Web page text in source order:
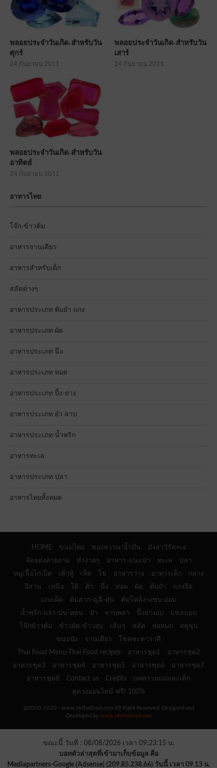
พลอยประจำวันเกิด-สำหรับวัน
ศุกร์
24 กันยายน 2011
พลอยประจำวันเกิด-สำหรับวัน
เสาร์
24 กันยายน 2011
พลอยประจำวันเกิด-สำหรับวัน
อาทิตย์
24 กันยายน 2011
อาหารไทย
โจ๊ก-ข้าวต้ม
อาหารจานเดียว
อาหารสำหรับเด็ก
สลัดต่างๆ
อาหารประเภท ต้มยำ แกง
อาหารประเภท ผัด
อาหารประเภท นึ่ง
อาหารประเภท ทอด
อาหารประเภท ปิ้ง-ย่าง
อาหารประเภท ยำ ลาบ
อาหารประเภท น้ำพริก
อาหารทะเล
อาหารประเภท ปลา
อาหารไทยทั้งหมด
HOME ขนมไทย ของหวาน-น้ำปั่น
มังสาวิรัต+เจ
จัดแต่งสวยงาม
ทำง่ายๆ อาหาร-แนะนำ ทะเล
ปลา
หมูเนื้อไก่เป็ด
เต้าหู้ เห็ด ไข่ อาหารว่าง อาหารเด็ก
กลาง
อีสาน
เหนือ ใต้ คั่ว นึ่ง ทอด ผัด ต้มยำ
แกงจืด
แกงเผ็ด
ต้มลวก-ฉู่ฉี่-ตุ๋น
ต้มโคล้ง-แซ่บ-อ่อม
น้ำพริก-แจ่ว-ป่น-หลน
ยำ ลาบพล่า ปิ้งย่างอบ
แซลมอน
โจ๊กข้าวต้ม
ข้าวผัด-ข้าวอบ เส้นๆ สลัด ห่อหมก
สตูซุป
ขนมปัง
จานเดียว
โชคชะตาราศี
Thai Food Menu-Thai Food recipes
อาหารชุด1
อาหารชุด2
อาหารชุด3
อาหารชุด4 อาหารชุด5 อาหารชุด6
อาหารชุด7
อาหารชุด8
Contact us Credits
บทความแม่และเด็ก
ดูดวงออนไลน์ ฟรี! 100%
@2000-2020 - www.okthaifood.com All Right Reserved. Designed and
Developed by www.okthaifood.com
ขณะนี้ วันที่ : 08/08/2026 เวลา 09:23:15 น.
บอทตัวล่าสุดที่เข้ามาเก็บข้อมูล คือ
Mediapartners-Google (Adsense) (209.85.238.66) วันนี้ เวลา 09.13 น.